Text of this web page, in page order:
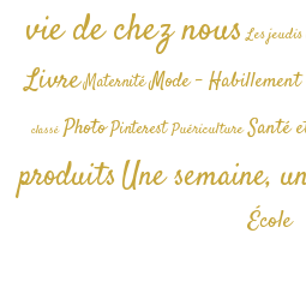
vie de chez nous Les
Livre Maternité Mode - Habillement
classé Photo Pinterest Puériculture Santé
produitsUne semaine,
École